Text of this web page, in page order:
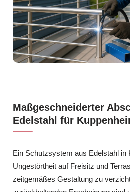
Maßgeschneiderter
Edelstahl für
Ein Schutzsystem aus Edelstahl in
Ungestörtheit auf Freisitz und
zeitgemäßes Gestaltung zu